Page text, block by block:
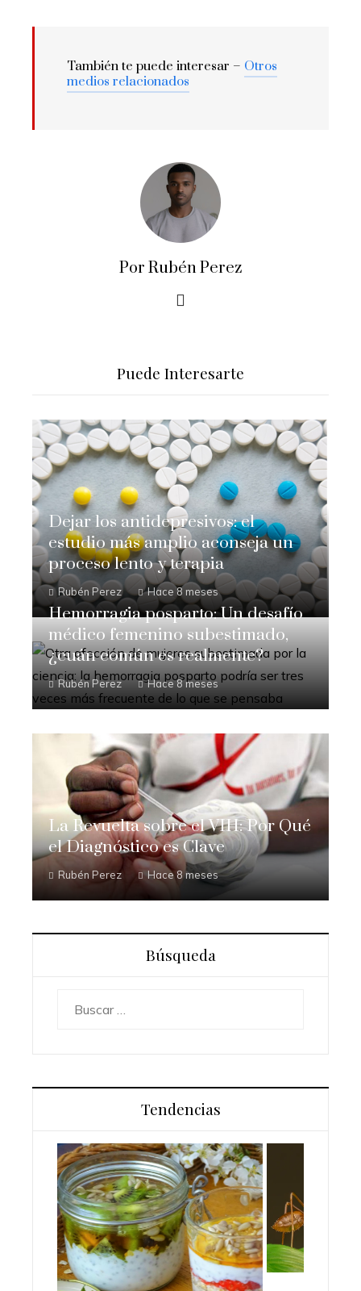
También te puede interesar – Otros
medios relacionados
Por Rubén Perez
Puede Interesarte
Dejar los antidepresivos: el
estudio más amplio aconseja un
proceso lento y terapia
Rubén Perez Hace 8 meses
Hemorragia posparto: Un desafío
médico femenino subestimado,
¿cuán común es realmente?
Rubén Perez Hace 8 meses
La Revuelta sobre el VIH: Por Qué
el Diagnóstico es Clave
Rubén Perez Hace 8 meses
Búsqueda
Tendencias